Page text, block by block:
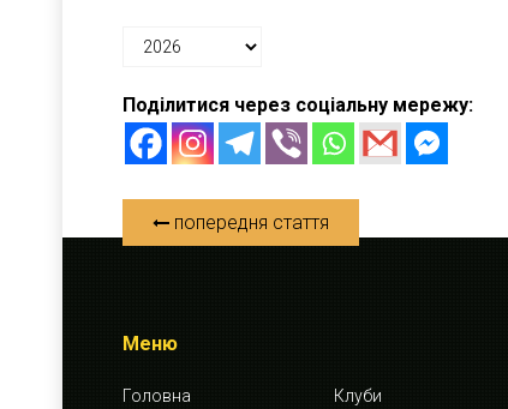
Поділитися через соціальну мережу:
попередня стаття
Меню
Головна
Клуби